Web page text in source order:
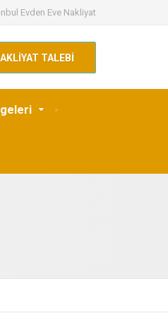
Evden Eve Nakliyat
TALEBİ